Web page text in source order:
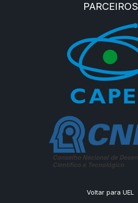
PARCEIROS
Voltar para UEL